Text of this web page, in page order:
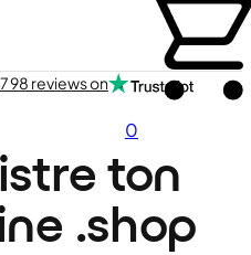
0
reviews on
ton
.shop